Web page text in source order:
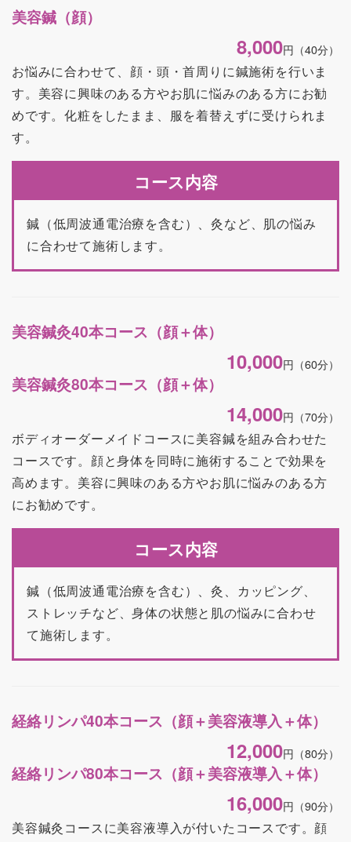
美容鍼（顔）
8,000円 （40分）
お悩みに合わせて、顔・頭・首周りに鍼施術を行いま
す。美容に興味のある方やお肌に悩みのある方にお勧
めです。化粧をしたまま、服を着替えずに受けられま
す。
コース内容
鍼（低周波通電治療を含む）、灸など、肌の悩み
に合わせて施術します。
美容鍼灸40本コース（顔＋体）
10,000円 （60分）
美容鍼灸80本コース（顔＋体）
14,000円 （70分）
ボディオーダーメイドコースに美容鍼を組み合わせた
コースです。顔と身体を同時に施術することで効果を
高めます。美容に興味のある方やお肌に悩みのある方
にお勧めです。
コース内容
鍼（低周波通電治療を含む）、灸、カッピング、
ストレッチなど、身体の状態と肌の悩みに合わせ
て施術します。
経絡リンパ40本コース（顔＋美容液導入＋体）
12,000円 （80分）
経絡リンパ80本コース（顔＋美容液導入＋体）
16,000円 （90分）
美容鍼灸コースに美容液導入が付いたコースです。顔